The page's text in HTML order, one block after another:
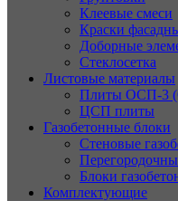
Клеевые смеси
Краски
Доборные
Стеклосетка
Листовые материалы
Плиты ОСП-3
ЦСП плиты
Газобетонные блоки
Стеновые
Блоки
Комплектующие